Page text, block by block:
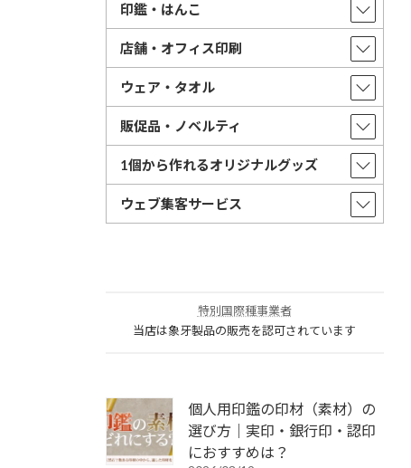
印鑑・はんこ
店舗・オフィス印刷
ウェア・タオル
販促品・ノベルティ
1個から作れるオリジナルグッズ
ウェブ集客サービス
特別国際種事業者
当店は象牙製品の販売を認可されています
個人用印鑑の印材（素材）の
選び方｜実印・銀行印・認印
におすすめは？